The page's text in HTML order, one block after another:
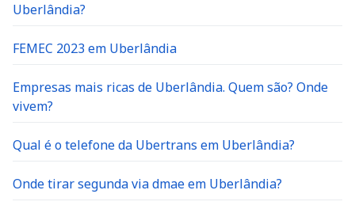
Uberlândia?
FEMEC 2023 em Uberlândia
Empresas mais ricas de Uberlândia. Quem são? Onde
vivem?
Qual é o telefone da Ubertrans em Uberlândia?
Onde tirar segunda via dmae em Uberlândia?